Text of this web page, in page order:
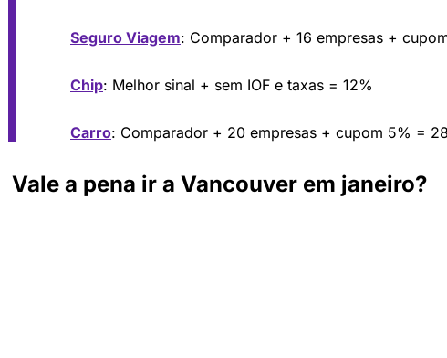
Seguro Viagem: Comparador + 16 empresas +
Chip: Melhor sinal + sem IOF e taxas = 12%
Carro: Comparador + 20 empresas + cupom 5% =
Vale a pena ir a Vancouver em janeiro?